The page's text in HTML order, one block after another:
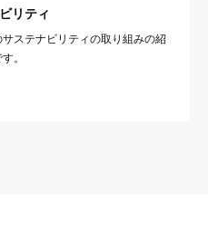
リティ
サステナビリティの取り組みの紹
。